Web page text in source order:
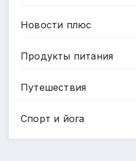
Новости плюс
Продукты питания
Путешествия
Спорт и йога